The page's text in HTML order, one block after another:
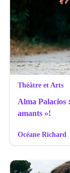
Théâtre et Arts
Alma Palacios
amants »!
Océane Richard